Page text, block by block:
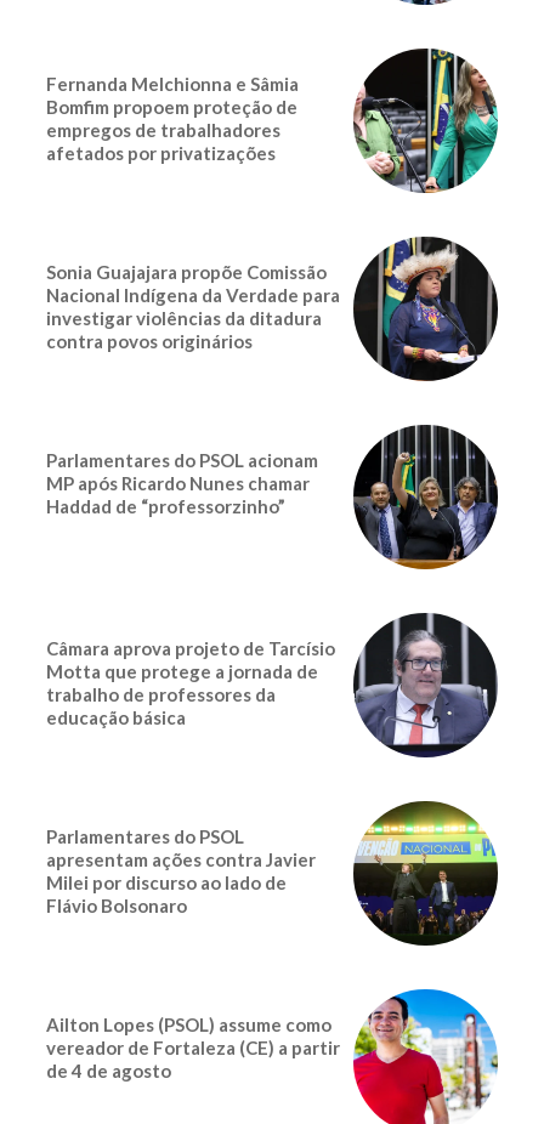
Fernanda Melchionna e Sâmia
Bomfim propoem proteção de
empregos de trabalhadores
afetados por privatizações
Sonia Guajajara propõe Comissão
Nacional Indígena da Verdade para
investigar violências da ditadura
contra povos originários
Parlamentares do PSOL acionam
MP após Ricardo Nunes chamar
Haddad de “professorzinho”
Câmara aprova projeto de Tarcísio
Motta que protege a jornada de
trabalho de professores da
educação básica
Parlamentares do PSOL
apresentam ações contra Javier
Milei por discurso ao lado de
Flávio Bolsonaro
Ailton Lopes (PSOL) assume como
vereador de Fortaleza (CE) a partir
de 4 de agosto